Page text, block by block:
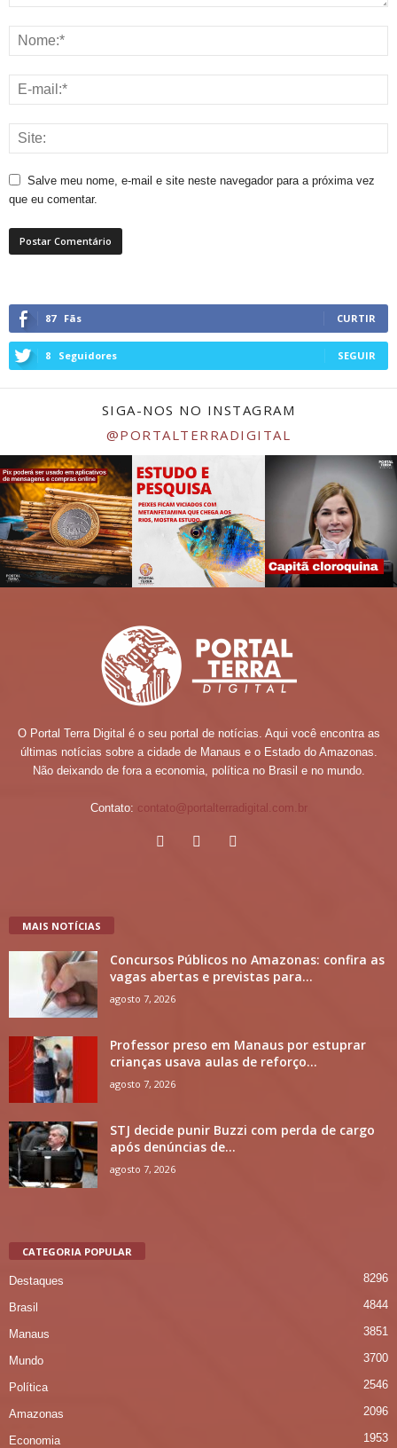
Salve meu nome, e-mail e site neste navegador para a próxima vez
que eu comentar.
87 Fãs CURTIR
8 Seguidores SEGUIR
SIGA-NOS NO INSTAGRAM
@PORTALTERRADIGITAL
O Portal Terra Digital é o seu portal de notícias. Aqui você encontra as
últimas notícias sobre a cidade de Manaus e o Estado do Amazonas.
Não deixando de fora a economia, política no Brasil e no mundo.
Contato: contato@portalterradigital.com.br
MAIS NOTÍCIAS
Concursos Públicos no Amazonas: confira as
vagas abertas e previstas para...
agosto 7, 2026
Professor preso em Manaus por estuprar
crianças usava aulas de reforço...
agosto 7, 2026
STJ decide punir Buzzi com perda de cargo
após denúncias de...
agosto 7, 2026
CATEGORIA POPULAR
Destaques 8296
Brasil 4844
Manaus 3851
Mundo 3700
Política 2546
Amazonas 2096
Economia 1953